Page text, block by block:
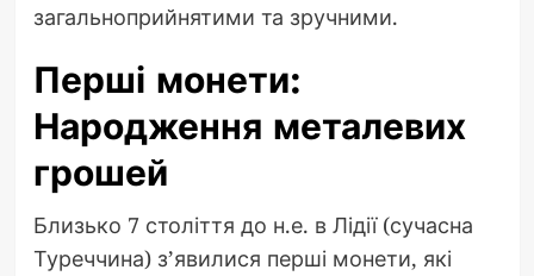
загальноприйнятими та зручними.
Перші монети:
Народження металевих
грошей
Близько 7 століття до н.е. в Лідії (сучасна
Туреччина) з’явилися перші монети, які